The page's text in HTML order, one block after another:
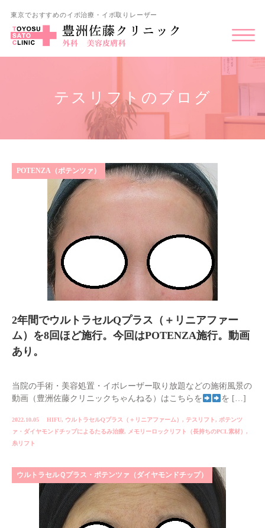
東京でおすすめのイボ治療・イボ取りレーザー
テスリフトのブログ
POTENZA（ポテンツァ）
2年間でウルトラセルQプラス（＋リニアファー
ム）を8回ほど施行。今回はPOTENZA施行。動画
あり。
当院の手術・美容処置・イボレーザー取り放題などの施術風景の
動画（豊洲佐藤クリニックちゃんねる）はこちらを
を […]
2022.10.05 HIFU, ウルトラセルQプラス（＋リニアファーム） , テスリフト, ポテンツ
ァ・ダイヤモンドチップによるたるみ治療, メモリーロックリフト（長持ちのPCL素材） ,
糸リフト
ウルトラセルＱプラス・ポテンツァ（ダイヤモンドチップ）